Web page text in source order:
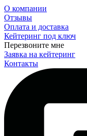
О компании
Отзывы
Оплата и доставка
Кейтеринг под ключ
Перезвоните мне
Заявка на кейтеринг
Контакты